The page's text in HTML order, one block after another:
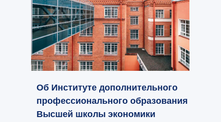
Об Институте дополнительного
профессионального образования
Высшей школы экономики